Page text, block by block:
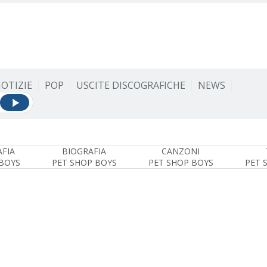
POP USCITE DISCOGRAFICHE NEWS
BIOGRAFIA
PET SHOP BOYS
CANZONI
PET SHOP BOYS
PET